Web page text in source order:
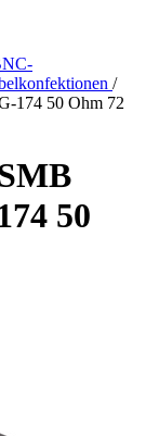
/
174 50 Ohm 72
50